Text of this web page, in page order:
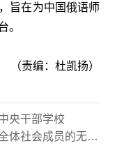
旨在为中国俄语师
。
（责编：杜凯扬）
央干部学校
会成员的无障碍环境